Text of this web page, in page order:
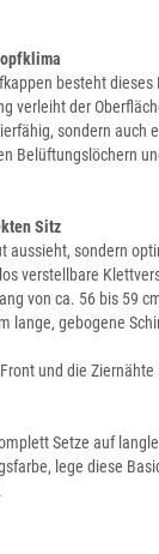
besteht
verleiht der
sondern auch
Belüftungslöchern
Sitz
aussieht, sondern
verstellbare
von ca. 56 bis 59
lange, gebogene
und die
Setze auf
lege diese